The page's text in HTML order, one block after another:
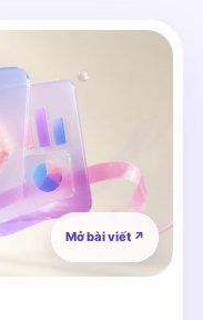
Mở bài viết ↗